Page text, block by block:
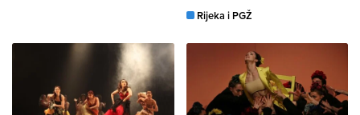
Rijeka i PGŽ